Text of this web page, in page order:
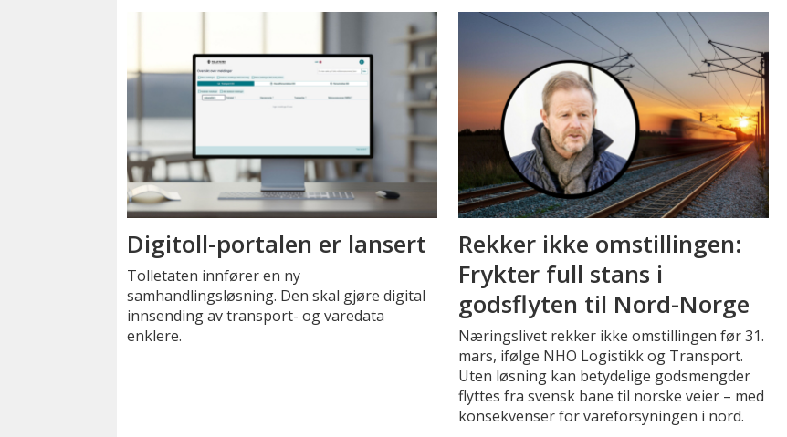
Digitoll-portalen er lansert
Tolletaten innfører en ny
samhandlingsløsning. Den skal gjøre digital
innsending av transport- og varedata
enklere.
Rekker ikke omstillingen:
Frykter full stans i
godsflyten til Nord-Norge
Næringslivet rekker ikke omstillingen før 31.
mars, ifølge NHO Logistikk og Transport.
Uten løsning kan betydelige godsmengder
flyttes fra svensk bane til norske veier – med
konsekvenser for vareforsyningen i nord.